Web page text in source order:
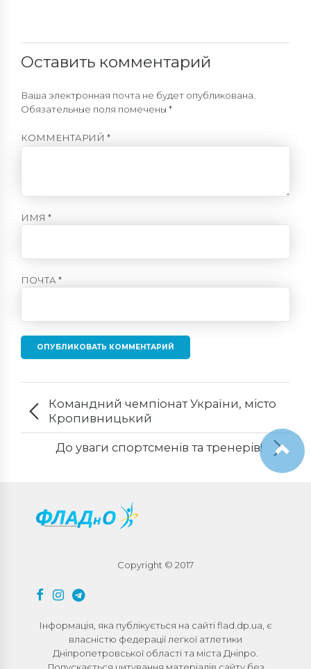
Оставить комментарий
Ваша электронная почта не будет опубликована.
Обязательные поля помечены *
КОММЕНТАРИЙ *
ИМЯ *
ПОЧТА *
ОПУБЛИКОВАТЬ КОММЕНТАРИЙ
Командний чемпіонат України, місто
Кропивницький
До уваги спортсменів та тренерів!
Copyright © 2017
Інформація, яка публікується на сайті flad.dp.ua, є
власністю федерації легкої атлетики
Дніпропетровської області та міста Дніпро.